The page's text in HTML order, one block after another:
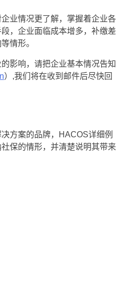
业情况更了解，掌握着企业各
，企业面临成本增多，补缴差
情形。
影响，请把企业基本情况告知
）,我们将在收到邮件后尽快回
方案的品牌，HACOS详细例
保的情形，并清楚说明其带来